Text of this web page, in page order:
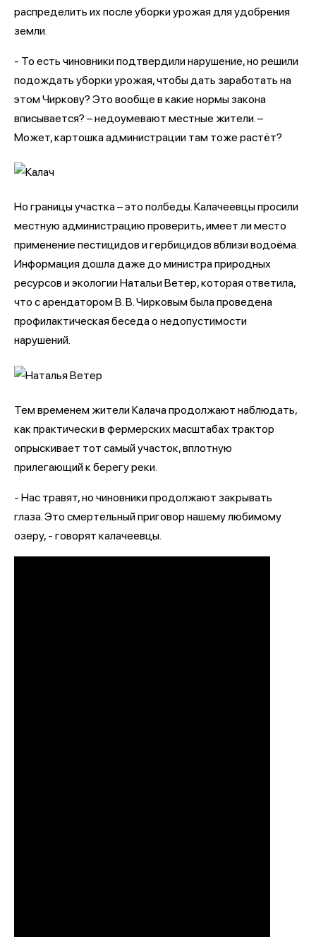
распределить их после уборки урожая для удобрения
земли.
- То есть чиновники подтвердили нарушение, но решили
подождать уборки урожая, чтобы дать заработать на
этом Чиркову? Это вообще в какие нормы закона
вписывается? – недоумевают местные жители. –
Может, картошка администрации там тоже растёт?
Но границы участка – это полбеды. Калачеевцы просили
местную администрацию проверить, имеет ли место
применение пестицидов и гербицидов вблизи водоёма.
Информация дошла даже до министра природных
ресурсов и экологии Натальи Ветер, которая ответила,
что с арендатором В. В. Чирковым была проведена
профилактическая беседа о недопустимости
нарушений.
Тем временем жители Калача продолжают наблюдать,
как практически в фермерских масштабах трактор
опрыскивает тот самый участок, вплотную
прилегающий к берегу реки.
- Нас травят, но чиновники продолжают закрывать
глаза. Это смертельный приговор нашему любимому
озеру, - говорят калачеевцы.